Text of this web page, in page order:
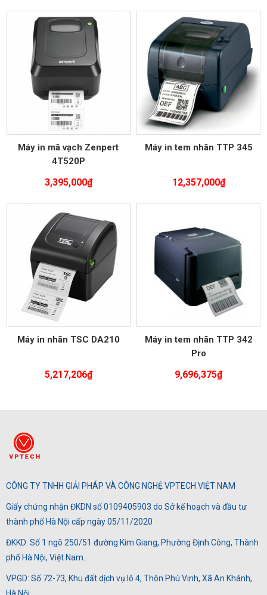
Máy in mã vạch Zenpert
4T520P
3,395,000₫
Máy in tem nhãn TTP 345
12,357,000₫
Máy in nhãn TSC DA210
5,217,206₫
Máy in tem nhãn TTP 342
Pro
9,696,375₫
CÔNG TY TNHH GIẢI PHÁP VÀ CÔNG NGHỆ VPTECH VIỆT NAM
Giấy chứng nhận ĐKDN số 0109405903 do Sở kế hoạch và đầu tư
thành phố Hà Nội cấp ngày 05/11/2020
ĐKKD: Số 1 ngõ 250/51 đường Kim Giang, Phường Định Công, Thành
phố Hà Nội, Việt Nam.
VPGD: Số 72-73, Khu đất dịch vụ lô 4, Thôn Phú Vinh, Xã An Khánh,